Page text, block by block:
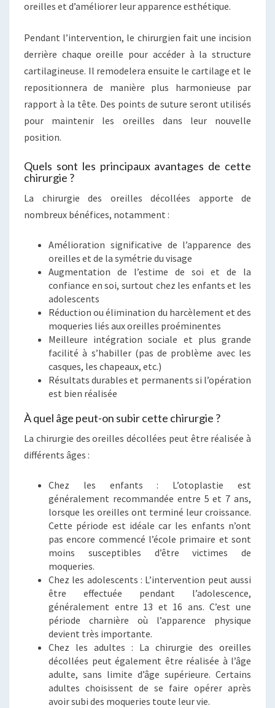
oreilles et d’améliorer leur apparence esthétique.
Pendant l’intervention, le chirurgien fait une incision
derrière chaque oreille pour accéder à la structure
cartilagineuse. Il remodelera ensuite le cartilage et le
repositionnera de manière plus harmonieuse par
rapport à la tête. Des points de suture seront utilisés
pour maintenir les oreilles dans leur nouvelle
position.
Quels sont les principaux avantages de cette
chirurgie ?
La chirurgie des oreilles décollées apporte de
nombreux bénéfices, notamment :
Amélioration significative de l’apparence des
oreilles et de la symétrie du visage
Augmentation de l’estime de soi et de la
confiance en soi, surtout chez les enfants et les
adolescents
Réduction ou élimination du harcèlement et des
moqueries liés aux oreilles proéminentes
Meilleure intégration sociale et plus grande
facilité à s’habiller (pas de problème avec les
casques, les chapeaux, etc.)
Résultats durables et permanents si l’opération
est bien réalisée
À quel âge peut-on subir cette chirurgie ?
La chirurgie des oreilles décollées peut être réalisée à
différents âges :
Chez les enfants : L’otoplastie est
généralement recommandée entre 5 et 7 ans,
lorsque les oreilles ont terminé leur croissance.
Cette période est idéale car les enfants n’ont
pas encore commencé l’école primaire et sont
moins susceptibles d’être victimes de
moqueries.
Chez les adolescents : L’intervention peut aussi
être effectuée pendant l’adolescence,
généralement entre 13 et 16 ans. C’est une
période charnière où l’apparence physique
devient très importante.
Chez les adultes : La chirurgie des oreilles
décollées peut également être réalisée à l’âge
adulte, sans limite d’âge supérieure. Certains
adultes choisissent de se faire opérer après
avoir subi des moqueries toute leur vie.